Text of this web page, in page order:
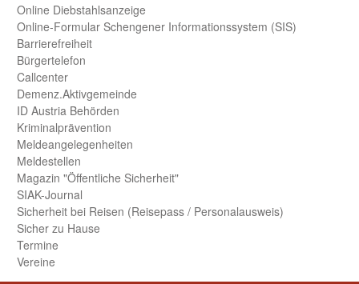
Online Diebstahls­anzeige
Online-Formular Schengener Informationssystem (SIS)
Barriere­freiheit
Bürger­telefon
Call­center
Demenz.Aktiv­gemeinde
ID Austria Behörden
Kriminal­prävention
Melde­an­ge­le­gen­heiten
Meld­estellen
Magazin "Öffentliche Sicherheit"
SIAK-Journal
Sicherheit bei Reisen (Reise­pass / Personal­ausweis)
Sicher zu Hause
Termine
Vereine